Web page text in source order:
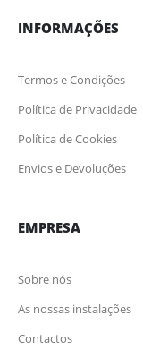
INFORMAÇÕES
Termos e Condições
Política de Privacidade
Política de Cookies
Envios e Devoluções
EMPRESA
Sobre nós
As nossas instalações
Contactos